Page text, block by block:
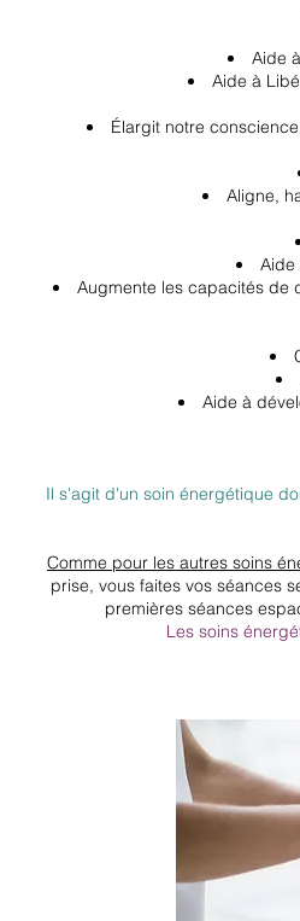
Aide
Aide à
Élargit notre
Aligne,
Aide
Augmente les capacités de
Aide à
Il s'agit d'un soin énergétique
Comme pour les autres soins
prise, vous faites vos séances
premières séances
Les soins